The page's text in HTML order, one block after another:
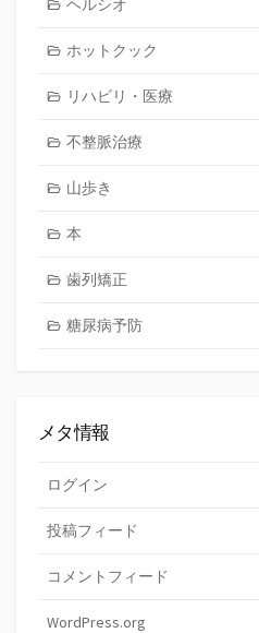
ヘルシオ
ホットクック
リハビリ・医療
不整脈治療
山歩き
本
歯列矯正
糖尿病予防
メタ情報
ログイン
投稿フィード
コメントフィード
WordPress.org